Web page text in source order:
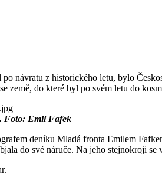
návratu z historického letu, bylo
země, do které byl po svém letu do
Foto: Emil Fafek
deníku Mladá fronta Emilem
do své náruče. Na jeho stejnokroji